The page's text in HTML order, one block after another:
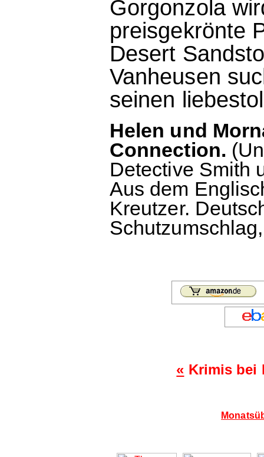
Gorgonzola
preisgekrönte
Desert
Vanheusen
seinen
Helen und
Connection.
Detective Smith
Aus dem
Kreutzer.
« Krimis bei